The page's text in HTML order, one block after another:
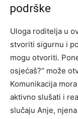
podrške
Uloga roditelja u
stvoriti sigurnu i
mogu otvoriti.
osjećaš?“ može
Komunikacija
aktivno slušati i
slučaju Anje,